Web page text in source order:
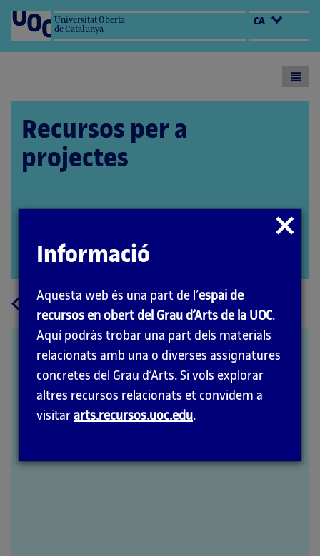
Universitat Oberta
de Catalunya
CA
Recursos per a
projectes
PID_00251156
Tornara
la
pàgina
principal
El silencio: aproximaciones
Tancar
modal
Informació
Aquesta web és una part de l’espai de
recursos en obert del Grau d’Arts de la UOC.
Aquí podràs trobar una part dels materials
relacionats amb una o diverses assignatures
concretes del Grau d’Arts. Si vols explorar
altres recursos relacionats et convidem a
visitar arts.recursos.uoc.edu.